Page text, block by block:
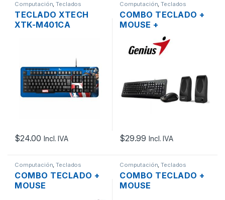
Computación ,Teclados
TECLADO XTECH
XTK-M401CA
ESPAÑOL, USB
NEGRO
$24.00 Incl. IVA
Computación ,Teclados
COMBO TECLADO +
MOUSE +
PARLANTES USB
GENIUS KMS-U130
COLOR NEGRO
$29.99 Incl. IVA
Computación ,Teclados
COMBO TECLADO +
MOUSE
Computación ,Teclados
COMBO TECLADO +
MOUSE